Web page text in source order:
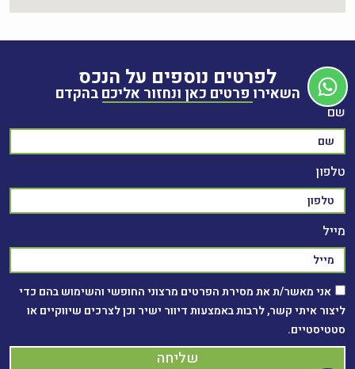
לפרטים נוספים על הנכס
השאירו פרטים כאן ונחזור אליכם בהקדם
שם
טלפון
מייל
אני מאשר/ת את מסירת הפרטים מרצוני החופשי והשימוש בהם כדי
ליצור איתי קשר, לרבות באמצעות דיוור ישיר וכן לצרכים שיווקיים או
סטטיסטיים.
שליחה